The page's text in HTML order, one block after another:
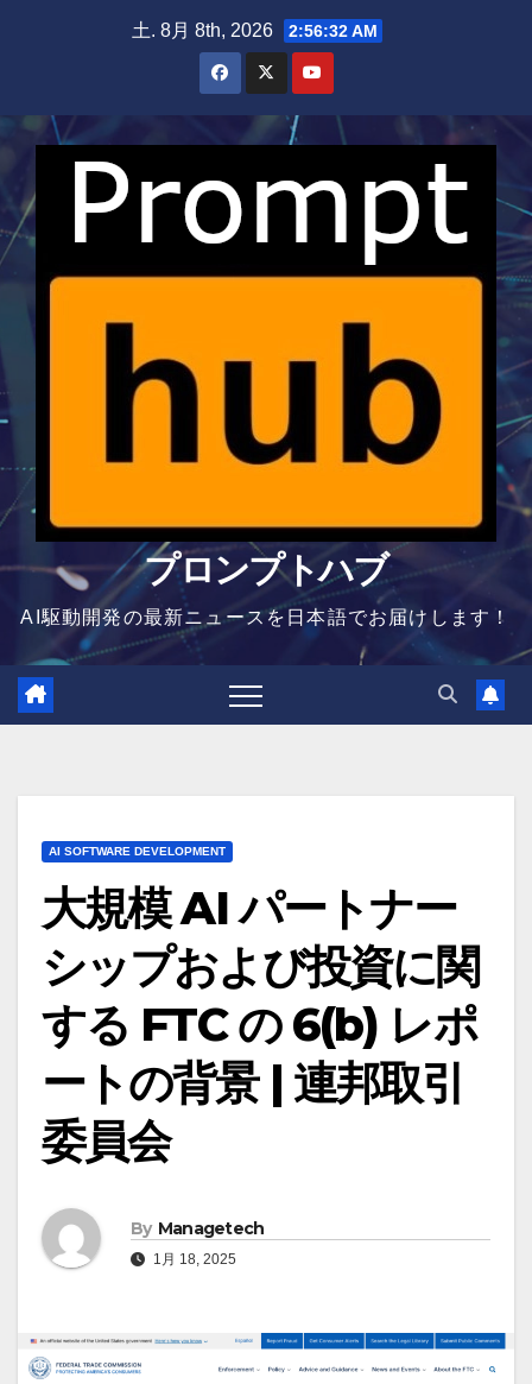
土. 8月 8th, 2026 2:56:33 AM
プロンプトハブ
AI駆動開発の最新ニュースを日本語でお届けします！
AI SOFTWARE DEVELOPMENT
大規模 AI パートナー
シップおよび投資に関
する FTC の 6(b) レポ
ートの背景 | 連邦取引
委員会
By Managetech
1月 18, 2025